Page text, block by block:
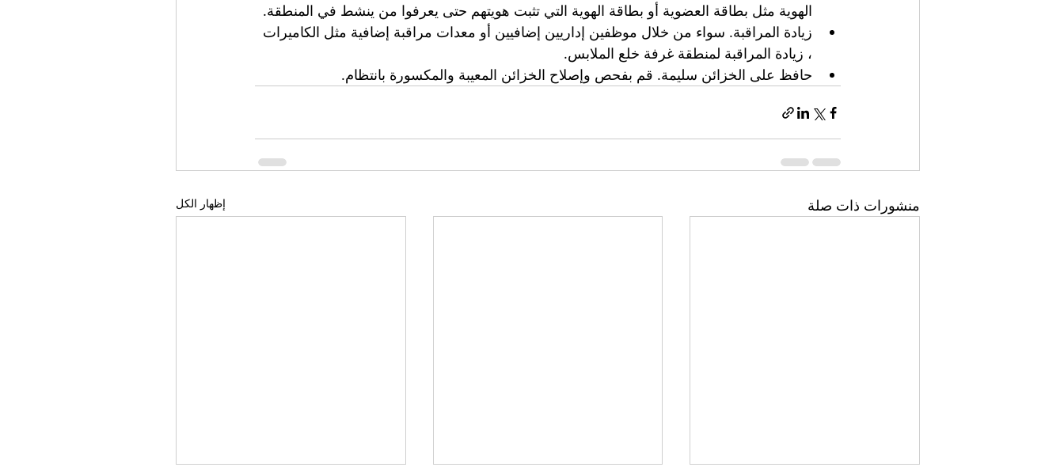
الهوية مثل بطاقة العضوية أو بطاقة الهوية التي تثبت هويتهم حتى يعرفوا من ينشط في المنطقة.
زيادة المراقبة. سواء من خلال موظفين إداريين إضافيين أو معدات مراقبة إضافية مثل الكاميرات
، زيادة المراقبة لمنطقة غرفة خلع الملابس.
حافظ على الخزائن سليمة. قم بفحص وإصلاح الخزائن المعيبة والمكسورة بانتظام.
منشورات ذات صلة إظهار الكل